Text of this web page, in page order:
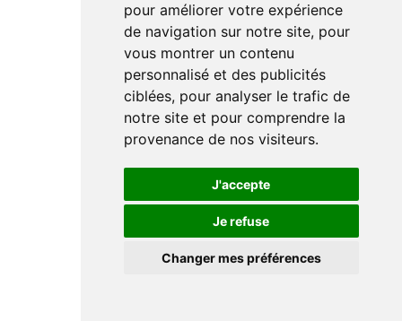
pour améliorer votre expérience
de navigation sur notre site, pour
vous montrer un contenu
personnalisé et des publicités
ciblées, pour analyser le trafic de
notre site et pour comprendre la
provenance de nos visiteurs.
J'accepte
Je refuse
Changer mes préférences